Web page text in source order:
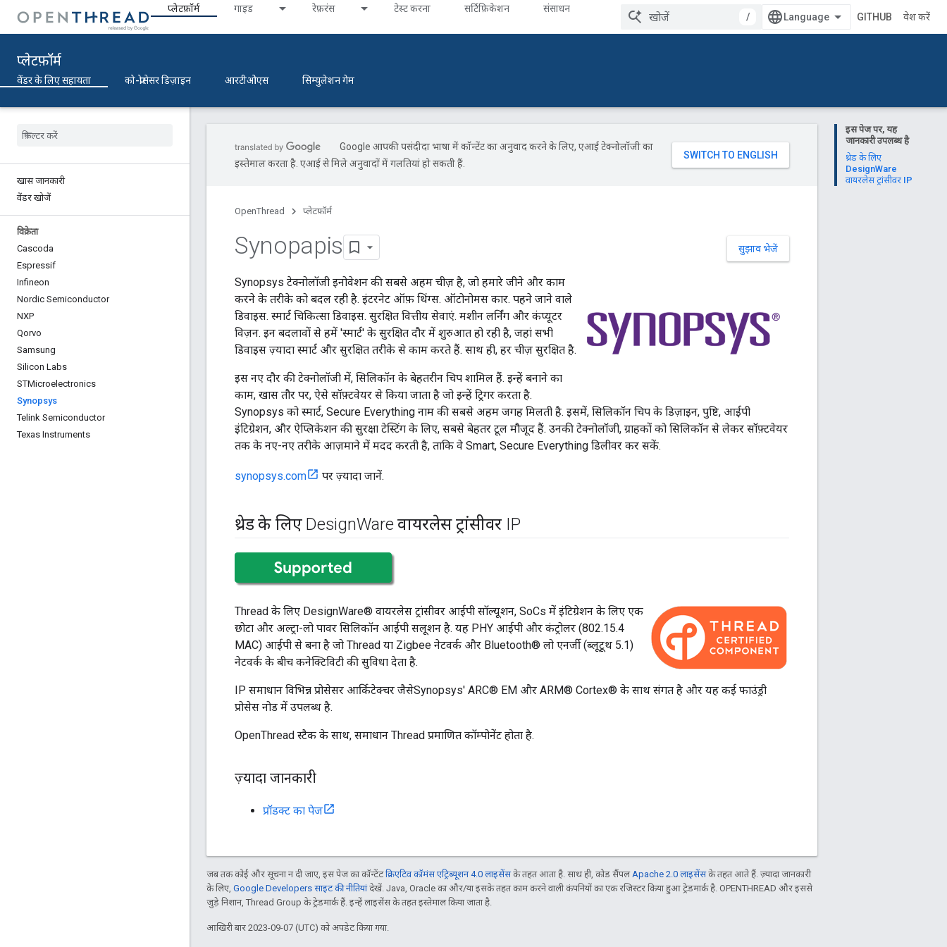
प्‍लेटफ़ॉर्म गाइड रेफ़रंस टेस्ट करना सर्टिफ़िकेशन संसाधन
/ GITHUB प्रवेश करें
प्‍लेटफ़ॉर्म
वेंडर के लिए सहायता को-प्रोसेसर डिज़ाइन आरटीओएस सिम्युलेशन गेम
खास जानकारी
वेंडर खोजें
विक्रेता
Cascoda
Espressif
Infineon
Nordic Semiconductor
NXP
Qorvo
Samsung
Silicon Labs
STMicroelectronics
Synopsys
Telink Semiconductor
Texas Instruments
इस पेज पर, यह
जानकारी उपलब्ध है
थ्रेड के लिए
DesignWare
वायरलेस ट्रांसीवर IP
Google आपकी पसंदीदा भाषा में कॉन्टेंट का अनुवाद करने के लिए, एआई टेक्नोलॉजी का
इस्तेमाल करता है. एआई से मिले अनुवादों में गलतियां हो सकती हैं.
OpenThread प्‍लेटफ़ॉर्म
सुझाव भेजें
Synopapis
Synopsys टेक्नोलॉजी इनोवेशन की सबसे अहम चीज़ है, जो हमारे जीने और काम
करने के तरीके को बदल रही है. इंटरनेट ऑफ़ थिंग्स. ऑटोनोमस कार. पहने जाने वाले
डिवाइस. स्मार्ट चिकित्सा डिवाइस. सुरक्षित वित्तीय सेवाएं. मशीन लर्निंग और कंप्यूटर
विज़न. इन बदलावों से हमें 'स्मार्ट' के सुरक्षित दौर में शुरुआत हो रही है, जहां सभी
डिवाइस ज़्यादा स्मार्ट और सुरक्षित तरीके से काम करते हैं. साथ ही, हर चीज़ सुरक्षित है.
इस नए दौर की टेक्नोलॉजी में, सिलिकॉन के बेहतरीन चिप शामिल हैं. इन्हें बनाने का
काम, खास तौर पर, ऐसे सॉफ़्टवेयर से किया जाता है जो इन्हें ट्रिगर करता है.
Synopsys को स्मार्ट, Secure Everything नाम की सबसे अहम जगह मिलती है. इसमें, सिलिकॉन चिप के डिज़ाइन, पुष्टि, आईपी
इंटिग्रेशन, और ऐप्लिकेशन की सुरक्षा टेस्टिंग के लिए, सबसे बेहतर टूल मौजूद हैं. उनकी टेक्नोलॉजी, ग्राहकों को सिलिकॉन से लेकर सॉफ़्टवेयर
तक के नए-नए तरीके आज़माने में मदद करती है, ताकि वे Smart, Secure Everything डिलीवर कर सकें.
synopsys.com पर ज़्यादा जानें.
थ्रेड के लिए DesignWare वायरलेस ट्रांसीवर IP
Thread के लिए DesignWare® वायरलेस ट्रांसीवर आईपी सॉल्यूशन, SoCs में इंटिग्रेशन के लिए एक
छोटा और अल्ट्रा-लो पावर सिलिकॉन आईपी सलूशन है. यह PHY आईपी और कंट्रोलर (802.15.4
MAC) आईपी से बना है जो Thread या Zigbee नेटवर्क और Bluetooth® लो एनर्जी (ब्लूटूथ 5.1)
नेटवर्क के बीच कनेक्टिविटी की सुविधा देता है.
IP समाधान विभिन्न प्रोसेसर आर्किटेक्चर जैसेSynopsys' ARC® EM और ARM® Cortex® के साथ संगत है और यह कई फाउंड्री
प्रोसेस नोड में उपलब्ध है.
OpenThread स्टैक के साथ, समाधान Thread प्रमाणित कॉम्पोनेंट होता है.
ज़्यादा जानकारी
प्रॉडक्ट का पेज
जब तक कोई और सूचना न दी जाए, इस पेज का कॉन्टेंटक्रिएटिव कॉमंस एट्रिब्यूशन 4.0 लाइसेंसके तहत आता है. साथ ही, कोड सैंपलApache 2.0 लाइसेंसके तहत आते हैं. ज़्यादा जानकारी
के लिए, Google Developers साइट की नीतियांदेखें. Java, Oracle का और/या इसके तहत काम करने वाली कंपनियों का एक रजिस्टर किया हुआ ट्रेडमार्क है. OPENTHREAD और इससे
जुड़े निशान, Thread Group के ट्रेडमार्क हैं. इन्हें लाइसेंस के तहत इस्तेमाल किया जाता है.
आखिरी बार 2023-09-07 (UTC) को अपडेट किया गया.